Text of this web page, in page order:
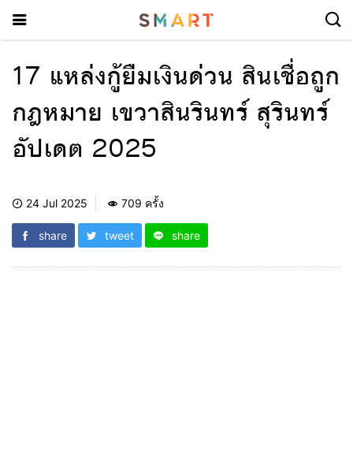
17 แหล่งกู้ยืมเงินด่วน สินเชื่อถูก
กฎหมาย เขวาสินรินทร์ สุรินทร์
อัปเดต 2025
24 Jul 2025 709 ครั้ง
share tweet share